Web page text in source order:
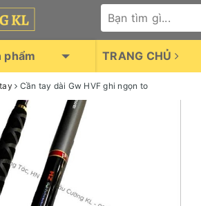
phẩm TRANG CHỦ
Cần tay dài Gw HVF ghi ngọn to